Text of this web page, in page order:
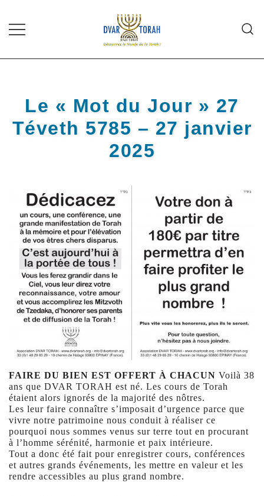
content
Dvar Torah
Le « Mot du Jour » 27
Téveth 5785 – 27 janvier
2025
FAIRE DU BIEN EST OFFERT À CHACUN Voilà 38
ans que DVAR TORAH est né. Les cours de Torah
étaient alors ignorés de la majorité des nôtres.
Les leur faire connaître s’imposait d’urgence parce que
vivre notre patrimoine nous conduit à réaliser ce
pourquoi nous sommes venus sur terre tout en procurant
à l’homme sérénité, harmonie et paix intérieure.
Tout a donc été fait pour enregistrer cours, conférences
et autres grands événements, les mettre en valeur et les
rendre accessibles au plus grand nombre.